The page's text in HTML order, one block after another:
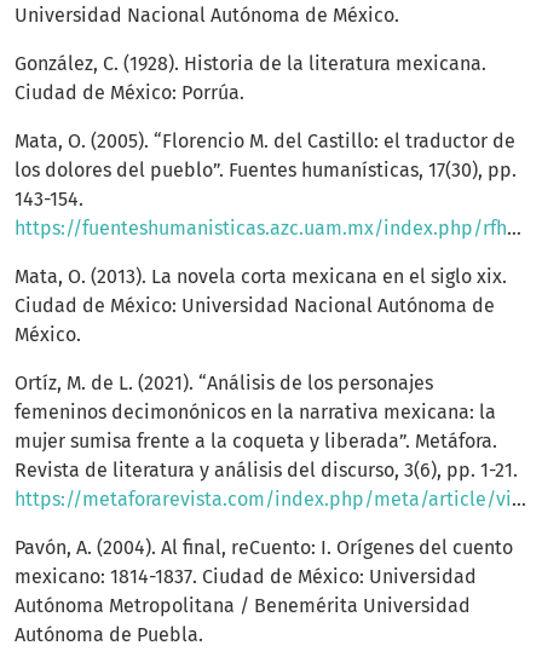
Universidad Nacional Autónoma de México.
González, C. (1928). Historia de la literatura mexicana.
Ciudad de México: Porrúa.
Mata, O. (2005). “Florencio M. del Castillo: el traductor de
los dolores del pueblo”. Fuentes humanísticas, 17(30), pp.
143-154.
https://fuenteshumanisticas.azc.uam.mx/index.php/rfh/article/view/867
Mata, O. (2013). La novela corta mexicana en el siglo xix.
Ciudad de México: Universidad Nacional Autónoma de
México.
Ortíz, M. de L. (2021). “Análisis de los personajes
femeninos decimonónicos en la narrativa mexicana: la
mujer sumisa frente a la coqueta y liberada”. Metáfora.
Revista de literatura y análisis del discurso, 3(6), pp. 1-21.
https://metaforarevista.com/index.php/meta/article/view/82
Pavón, A. (2004). Al final, reCuento: I. Orígenes del cuento
mexicano: 1814-1837. Ciudad de México: Universidad
Autónoma Metropolitana / Benemérita Universidad
Autónoma de Puebla.